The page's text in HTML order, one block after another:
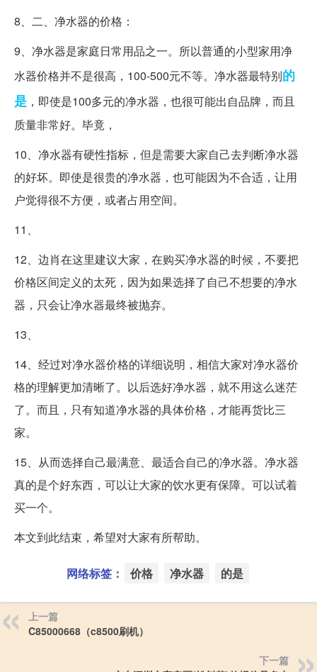
8、二、净水器的价格：
9、净水器是家庭日常用品之一。所以普通的小型家用净
水器价格并不是很高，100-500元不等。净水器最特别的
是 ，即使是100多元的净水器，也很可能出自品牌，而且
质量非常好。毕竟，
10、净水器有硬性指标，但是需要大家自己去判断净水器
的好坏。即使是很贵的净水器，也可能因为不合适，让用
户觉得很不方便，或者占用空间。
11、
12、边肖在这里建议大家，在购买净水器的时候，不要把
价格区间定义的太死，因为如果选择了自己不想要的净水
器，只会让净水器最终被抛弃。
13、
14、经过对净水器价格的详细说明，相信大家对净水器价
格的理解更加清晰了。以后选好净水器，就不用这么迷茫
了。而且，只有知道净水器的具体价格，才能再货比三
家。
15、从而选择自己最满意、最适合自己的净水器。净水器
真的是个好东西，可以让大家的饮水更有保障。可以试着
买一个。
本文到此结束，希望对大家有所帮助。
网络标签： 价格 净水器 的是
上一篇
C85000668（c8500刷机）
下一篇